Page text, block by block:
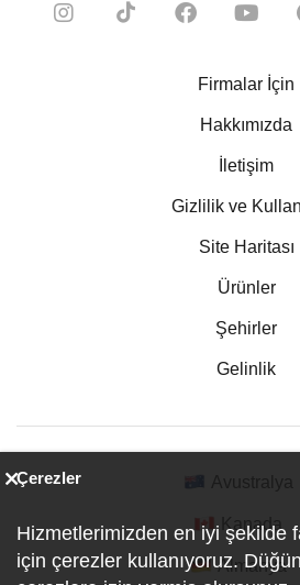
Firmalar İçin
Hakkımızda
İletişim
Gizlilik ve
Site Haritası
Ürünler
Şehirler
Gelinlik
Kanada
Almanya
Çerezler
Hizmetlerimizden en iyi şekilde
için çerezler kullanıyoruz.